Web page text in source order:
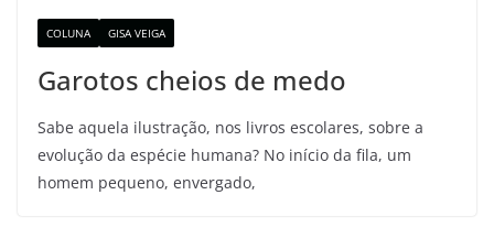
COLUNA GISA VEIGA
Garotos cheios de medo
Sabe aquela ilustração, nos livros escolares, sobre a
evolução da espécie humana? No início da fila, um
homem pequeno, envergado,